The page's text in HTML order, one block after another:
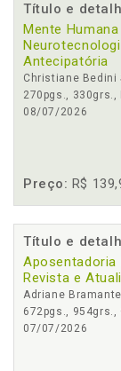
Título e
Mente
Antecipatória
Christiane Bedini
270pgs., 330grs.,
08/07/2026
Preço: R$
Título e
Aposentadoria
Revista e
Adriane
672pgs., 954grs.,
07/07/2026